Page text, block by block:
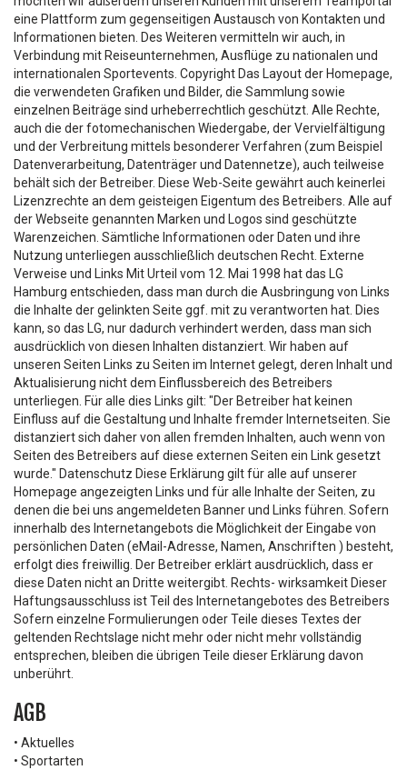
eine Plattform zum gegenseitigen Austausch von Kontakten und
Informationen bieten. Des Weiteren vermitteln wir auch, in
Verbindung mit Reiseunternehmen, Ausflüge zu nationalen und
internationalen Sportevents. Copyright Das Layout der Homepage,
die verwendeten Grafiken und Bilder, die Sammlung sowie
einzelnen Beiträge sind urheberrechtlich geschützt. Alle Rechte,
auch die der fotomechanischen Wiedergabe, der Vervielfältigung
und der Verbreitung mittels besonderer Verfahren (zum Beispiel
Datenverarbeitung, Datenträger und Datennetze), auch teilweise
behält sich der Betreiber. Diese Web-Seite gewährt auch keinerlei
Lizenzrechte an dem geisteigen Eigentum des Betreibers. Alle auf
der Webseite genannten Marken und Logos sind geschützte
Warenzeichen. Sämtliche Informationen oder Daten und ihre
Nutzung unterliegen ausschließlich deutschen Recht. Externe
Verweise und Links Mit Urteil vom 12. Mai 1998 hat das LG
Hamburg entschieden, dass man durch die Ausbringung von Links
die Inhalte der gelinkten Seite ggf. mit zu verantworten hat. Dies
kann, so das LG, nur dadurch verhindert werden, dass man sich
ausdrücklich von diesen Inhalten distanziert. Wir haben auf
unseren Seiten Links zu Seiten im Internet gelegt, deren Inhalt und
Aktualisierung nicht dem Einflussbereich des Betreibers
unterliegen. Für alle dies Links gilt: "Der Betreiber hat keinen
Einfluss auf die Gestaltung und Inhalte fremder Internetseiten. Sie
distanziert sich daher von allen fremden Inhalten, auch wenn von
Seiten des Betreibers auf diese externen Seiten ein Link gesetzt
wurde." Datenschutz Diese Erklärung gilt für alle auf unserer
Homepage angezeigten Links und für alle Inhalte der Seiten, zu
denen die bei uns angemeldeten Banner und Links führen. Sofern
innerhalb des Internetangebots die Möglichkeit der Eingabe von
persönlichen Daten (eMail-Adresse, Namen, Anschriften ) besteht,
erfolgt dies freiwillig. Der Betreiber erklärt ausdrücklich, dass er
diese Daten nicht an Dritte weitergibt. Rechts- wirksamkeit Dieser
Haftungsausschluss ist Teil des Internetangebotes des Betreibers
Sofern einzelne Formulierungen oder Teile dieses Textes der
geltenden Rechtslage nicht mehr oder nicht mehr vollständig
entsprechen, bleiben die übrigen Teile dieser Erklärung davon
unberührt.
AGB
• Aktuelles
• Sportarten